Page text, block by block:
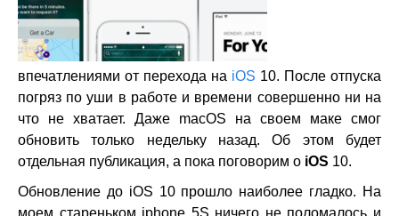
впечатлениями от перехода на iOS 10. После отпуска
погряз по уши в работе и времени совершенно ни на
что не хватает. Даже macOS на своем маке смог
обновить только недельку назад. Об этом будет
отдельная публикация, а пока поговорим о iOS 10.
Обновление до iOS 10 прошло наиболее гладко. На
моем стареньком iphone 5S ничего не поломалось и